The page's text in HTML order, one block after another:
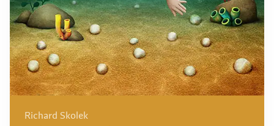
Richard Skolek